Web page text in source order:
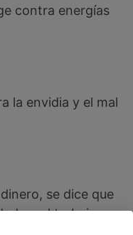
contra energías
la envidia y el mal
se dice que
en el trabajo.